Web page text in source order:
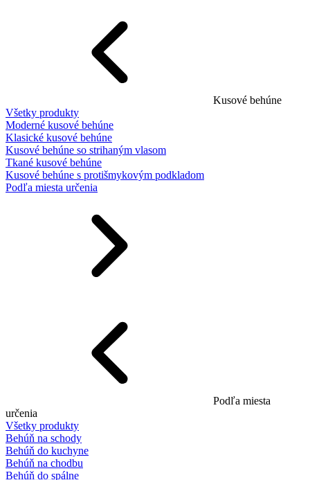
Kusové behúne
Všetky produkty
Moderné kusové behúne
Klasické kusové behúne
Kusové behúne so strihaným vlasom
Tkané kusové behúne
Kusové behúne s protišmykovým podkladom
Podľa miesta určenia
Podľa miesta
určenia
Všetky produkty
Behúň na schody
Behúň do kuchyne
Behúň na chodbu
Behúň do spálne